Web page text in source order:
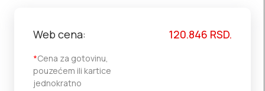
Web cena:
*Cena za gotovinu,
pouzećem ili kartice
jednokratno
120.846 RSD.